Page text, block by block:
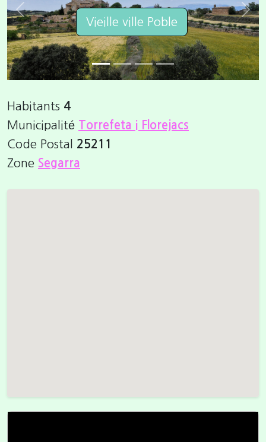
Vieille ville Poble
Previous Next
Habitants 4
Municipalité
Torrefeta i Florejacs
Code Postal 25211
Zone Segarra